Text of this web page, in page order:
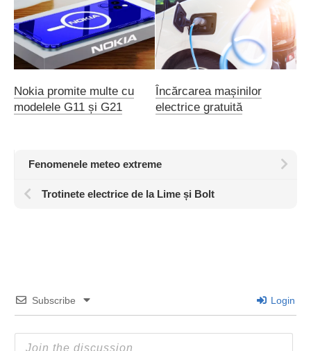
Nokia promite multe cu
modelele G11 și G21
Încărcarea mașinilor
electrice gratuită
Fenomenele meteo extreme
Trotinete electrice de la Lime și Bolt
Subscribe Login